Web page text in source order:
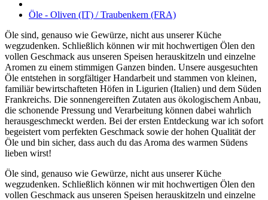
Öle - Oliven (IT) / Traubenkern (FRA)
Öle sind, genauso wie Gewürze, nicht aus unserer Küche
wegzudenken. Schließlich können wir mit hochwertigen Ölen den
vollen Geschmack aus unseren Speisen herauskitzeln und einzelne
Aromen zu einem stimmigen Ganzen binden. Unsere ausgesuchten
Öle entstehen in sorgfältiger Handarbeit und stammen von kleinen,
familiär bewirtschafteten Höfen in Ligurien (Italien) und dem Süden
Frankreichs. Die sonnengereiften Zutaten aus ökologischem Anbau,
die schonende Pressung und Verarbeitung können dabei wahrlich
herausgeschmeckt werden. Bei der ersten Entdeckung war ich sofort
begeistert vom perfekten Geschmack sowie der hohen Qualität der
Öle und bin sicher, dass auch du das Aroma des warmen Südens
lieben wirst!
Öle sind, genauso wie Gewürze, nicht aus unserer Küche
wegzudenken. Schließlich können wir mit hochwertigen Ölen den
vollen Geschmack aus unseren Speisen herauskitzeln und einzelne